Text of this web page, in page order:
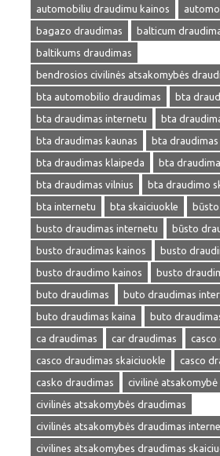
automobiliu draudimu kainos
bagazo draudimas
balticum
baltikums draudimas
bendrosios civilinės atsakomybės
bta automobilio draudimas
bta
bta draudimas internetu
bta
bta draudimas kaunas
bta draudimas
bta draudimas klaipeda
bta
bta draudimas vilnius
bta draudimo
bta internetu
bta skaiciuokle
busto draudimas internetu
būsto
busto draudimas kainos
busto
busto draudimo kainos
busto
buto draudimas
buto draudimas
buto draudimas kaina
buto
ca draudimas
car draudimas
casco
casco draudimas skaiciuokle
casco
casko draudimas
civilinė atsakomybė
civilinės atsakomybės draudimas
civilinės atsakomybės draudimas
civilines atsakomybes draudimas